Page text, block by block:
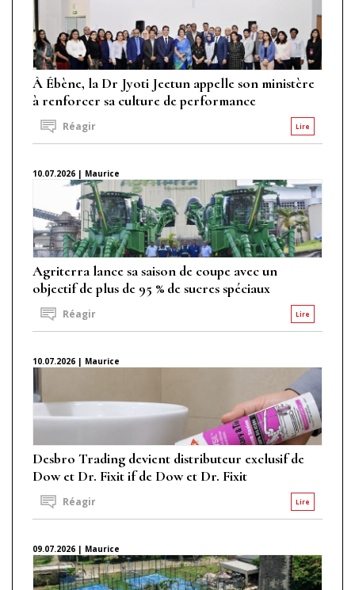
À Ébène, la Dr Jyoti Jeetun appelle son ministère
à renforcer sa culture de performance
Lire
Réagir
10.07.2026 | Maurice
Agriterra lance sa saison de coupe avec un
objectif de plus de 95 % de sucres spéciaux
Lire
Réagir
10.07.2026 | Maurice
Desbro Trading devient distributeur exclusif de
Dow et Dr. Fixit if de Dow et Dr. Fixit
Lire
Réagir
09.07.2026 | Maurice